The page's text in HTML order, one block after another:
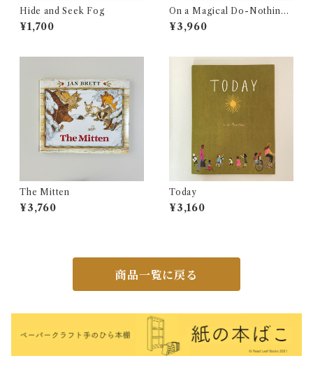
Hide and Seek Fog
¥1,700
On a Magical Do-Nothing
Day
¥3,960
The Mitten
¥3,760
Today
¥3,160
商品一覧に戻る